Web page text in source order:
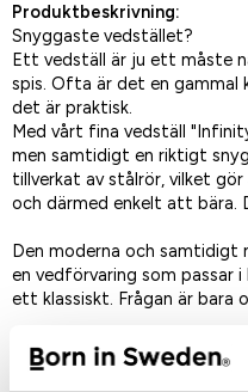
Produktbeskrivning:
Snyggaste vedstället?
Ett vedställ är ju ett måste
spis. Ofta är det en
det är praktisk.
Med vårt fina vedställ
men samtidigt en riktigt
tillverkat av stålrör, vilket
och därmed enkelt att bära.
Den moderna och
en vedförvaring som passar
ett klassiskt. Frågan är bara
Storlek: 19x39x75
Design: Studio: So-Lo